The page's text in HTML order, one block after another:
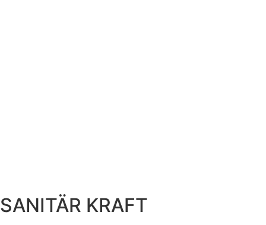
SANITÄR KRAFT